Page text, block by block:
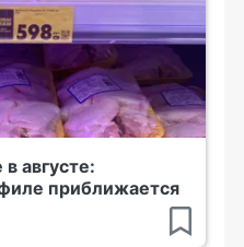
августе:
приближается